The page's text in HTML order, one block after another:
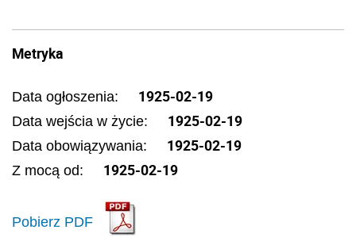
Metryka
Data ogłoszenia: 1925-02-19
Data wejścia w życie: 1925-02-19
Data obowiązywania: 1925-02-19
Z mocą od: 1925-02-19
Pobierz PDF